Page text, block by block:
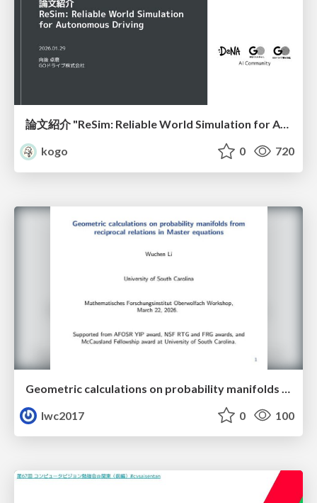
論文紹介 "ReSim: Reliable World Simulation for Autonomous Driving"
kogo
0 720
lwc2017
0 100